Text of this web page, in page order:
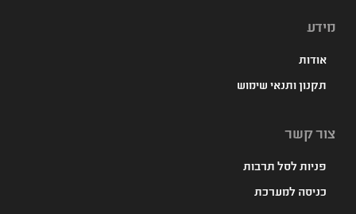
מידע
אודות
תקנון ותנאי שימוש
צור קשר
פניות לסל תרבות
כניסה למערכת